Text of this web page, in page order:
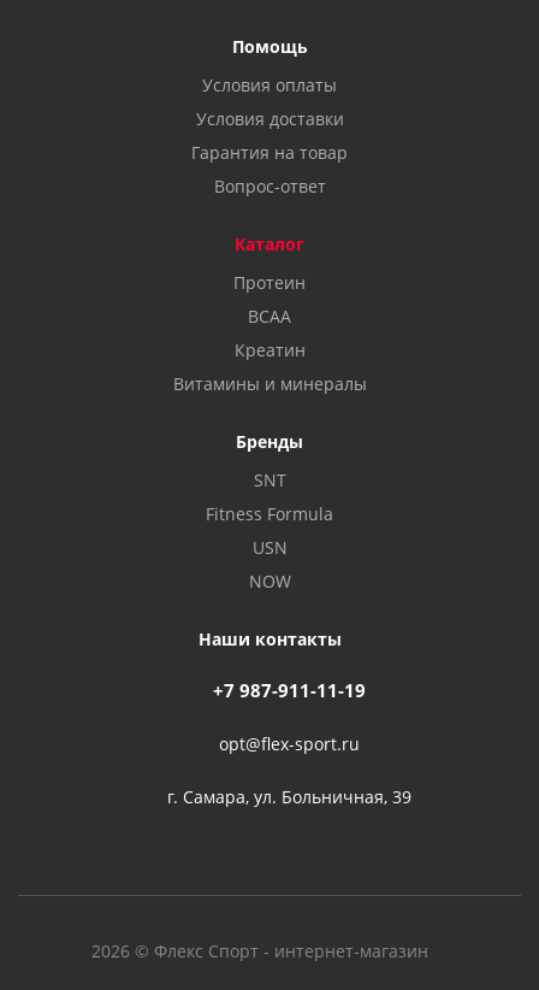
Помощь
Условия оплаты
Условия доставки
Гарантия на товар
Вопрос-ответ
Каталог
Протеин
BCAA
Креатин
Витамины и минералы
Бренды
SNT
Fitness Formula
USN
NOW
Наши контакты
+7 987-911-11-19
opt@flex-sport.ru
г. Самара, ул. Больничная, 39
2026 © Флекс Спорт - интернет-магазин